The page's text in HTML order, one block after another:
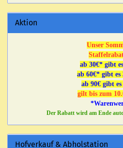
Aktion
Unser
ab 30€* gibt
ab 60€* gibt
ab 90€ gibt
gilt bis zum
Der Rabatt wird am Ende
Hofverkauf & Abholstation